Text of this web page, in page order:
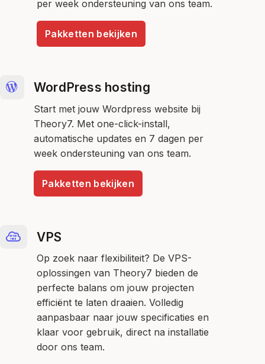
per week ondersteuning van ons team.
Pakketten bekijken
WordPress hosting
Start met jouw Wordpress website bij
Theory7. Met one-click-install,
automatische updates en 7 dagen per
week ondersteuning van ons team.
Pakketten bekijken
VPS
Op zoek naar flexibiliteit? De VPS-
oplossingen van Theory7 bieden de
perfecte balans om jouw projecten
efficiënt te laten draaien. Volledig
aanpasbaar naar jouw specificaties en
klaar voor gebruik, direct na installatie
door ons team.